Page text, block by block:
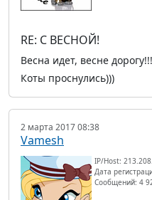
RE: С ВЕСНОЙ!
Весна идет, весне дорогу!!!
Коты проснулись)))
2 марта 2017 08:38
Vamesh
IP/Host:
Дата
Сообщений: 4